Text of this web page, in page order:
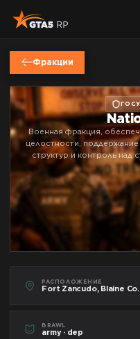
Фракции
Военная фракция,
целостности,
структур и контроль над
РАСПОЛОЖЕНИЕ
Fort
BRAWL
army · dep